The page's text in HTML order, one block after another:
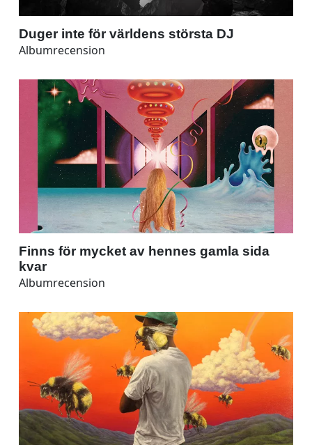
Duger inte för världens största DJ
Albumrecension
Finns för mycket av hennes gamla sida
kvar
Albumrecension